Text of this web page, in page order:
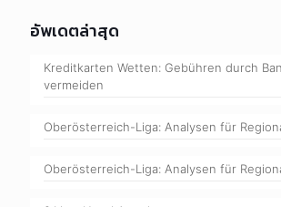
อัพเดตล่าสุด
Kreditkarten Wetten: Gebühren durch
vermeiden
Oberösterreich-Liga: Analysen für
Oberösterreich-Liga: Analysen für